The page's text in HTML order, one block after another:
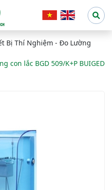
Bị Thí Nghiệm - Đo Lường
con lắc BGD 509/K+P BUIGED